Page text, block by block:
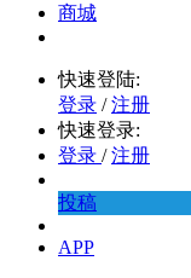
商城
快速登陆:
登录 / 注册
快速登录:
登录 / 注册
投稿
APP